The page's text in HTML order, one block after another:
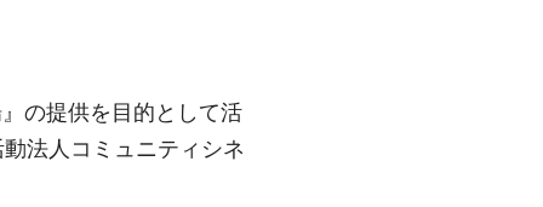
の提供を目的として活
法人コミュニティシネ